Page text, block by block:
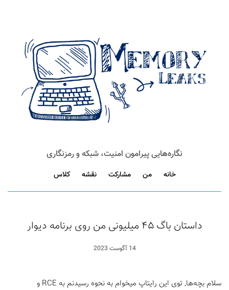
نگاره‌هایی پیرامون امنیت، شبکه و رمزنگاری
خانه من مشارکت نقشه کلاس
داستان باگ ۴۵ میلیونی من روی برنامه دیوار
14 آگوست 2023
سلام بچه‌ها, توی این رایتاپ میخوام به نحوه رسیدنم به RCE و